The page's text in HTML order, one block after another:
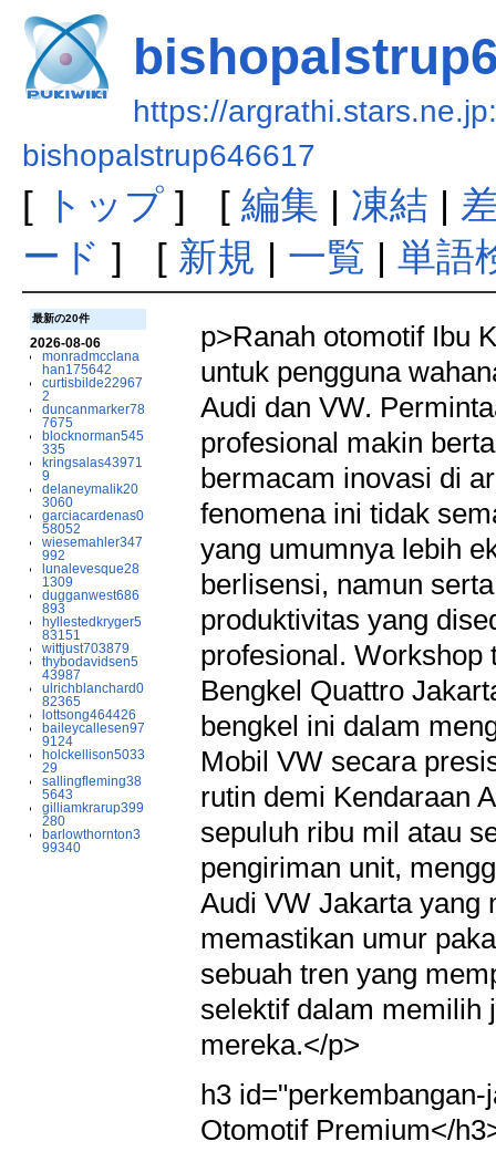
https://
bishopalstrup646617
[ トップ] [ 編集 | 凍結 |
ード ] [ 新規 | 一覧 | 単語
最新の20件
2026-08-06
monradmcclana
han175642
curtisbilde22967
2
duncanmarker78
7675
blocknorman545
335
kringsalas43971
9
delaneymalik20
3060
garciacardenas0
58052
wiesemahler347
992
lunalevesque28
1309
dugganwest686
893
hyllestedkryger5
83151
wittjust703879
thybodavidsen5
43987
ulrichblanchard0
82365
lottsong464426
baileycallesen97
9124
holckellison5033
29
sallingfleming38
5643
gilliamkrarup399
280
barlowthornton3
99340
p>Ranah otomotif Ibu
untuk pengguna
Audi dan VW.
profesional makin
bermacam inovasi di
fenomena ini tidak
yang umumnya lebih
berlisensi, namun
produktivitas yang
profesional. Workshop
Bengkel Quattro
bengkel ini dalam
Mobil VW secara
rutin demi Kendaraan
sepuluh ribu mil atau
pengiriman unit,
Audi VW Jakarta yang
memastikan umur
sebuah tren yang
selektif dalam memilih
mereka.</p>
h3
Otomotif Premium</